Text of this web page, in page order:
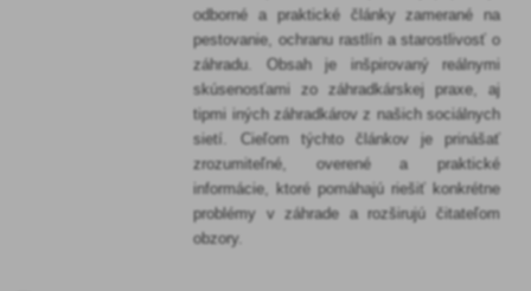
odborné a praktické články zamerané na
pestovanie, ochranu rastlín a starostlivosť o
záhradu. Obsah je inšpirovaný reálnymi
skúsenosťami zo záhradkárskej praxe, aj
tipmi iných záhradkárov z našich sociálnych
sietí. Cieľom týchto článkov je prinášať
zrozumiteľné, overené a praktické
informácie, ktoré pomáhajú riešiť konkrétne
problémy v záhrade a rozširujú čitateľom
obzory.